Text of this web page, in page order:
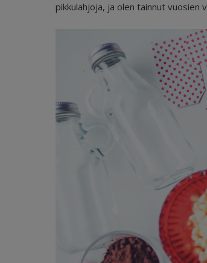
pikkulahjoja, ja olen tainnut vuosien